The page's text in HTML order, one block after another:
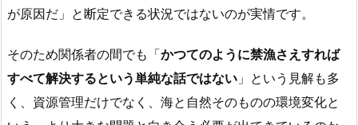
が原因だ」と断定できる状況ではないのが実情です。
そのため関係者の間でも「かつてのように禁漁さえすれば
すべて解決するという単純な話ではない 」という見解も多
く、資源管理だけでなく、海と自然そのものの環境変化と